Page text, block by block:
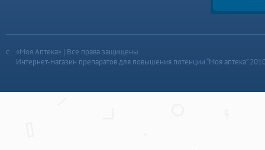
«Моя Аптека» | Все права защищены
Интернет-магазин препаратов для повышения потенции “Моя аптека”